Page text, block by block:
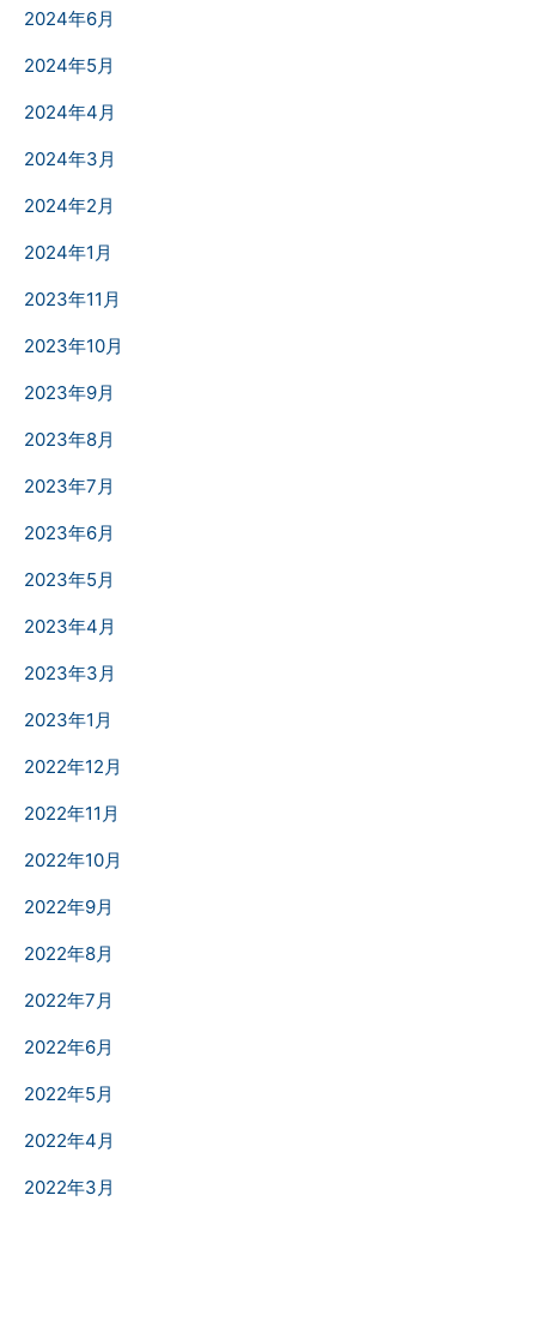
2024年6月
2024年5月
2024年4月
2024年3月
2024年2月
2024年1月
2023年11月
2023年10月
2023年9月
2023年8月
2023年7月
2023年6月
2023年5月
2023年4月
2023年3月
2023年1月
2022年12月
2022年11月
2022年10月
2022年9月
2022年8月
2022年7月
2022年6月
2022年5月
2022年4月
2022年3月